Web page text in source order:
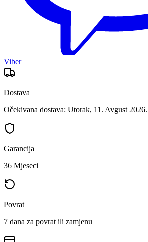
Viber
Dostava
Očekivana dostava: Utorak, 11. Avgust 2026.
Garancija
36 Mjeseci
Povrat
7 dana za povrat ili zamjenu